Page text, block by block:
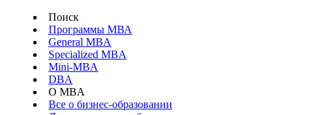
Поиск
Программы МВА
General MBA
Specialized MBA
Mini-MBA
DBA
О MBA
Все о бизнес-образовании